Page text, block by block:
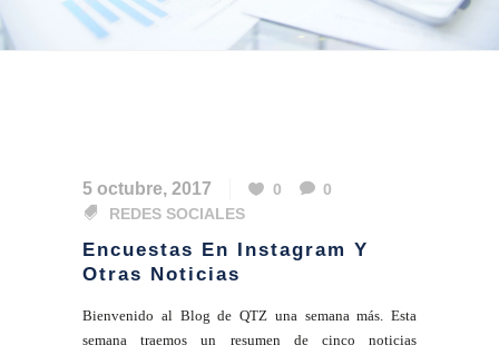
5 octubre, 2017 0
0
REDES SOCIALES
Encuestas En Instagram Y
Otras Noticias
Bienvenido al Blog de QTZ una semana más. Esta
semana traemos un resumen de cinco noticias